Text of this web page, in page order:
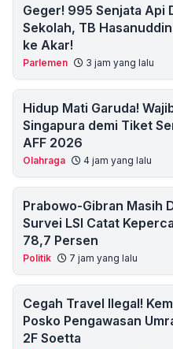
Geger! 995 Senjata Api
Sekolah, TB
ke Akar!
Parlemen 3 jam yang lalu
Hidup Mati Garuda!
Singapura demi Tiket
AFF 2026
Olahraga 4 jam yang lalu
Prabowo-Gibran Masih
Survei LSI Catat
78,7 Persen
Politik 7 jam yang lalu
Cegah Travel Ilegal!
Posko Pengawasan
2F Soetta